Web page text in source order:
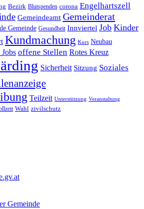
Bezirk Blutspenden corona Engelhartszell
Gemeindeamt Gemeinderat
Gemeinde Gesundheit Innviertel Job Kinder
Kundmachung Kurs Neubau
offene Stellen Rotes Kreuz
Sicherheit Sitzung Soziales
Teilzeit Unterstützung Veranstaltung
Wahl zivilschutz
Gemeinde